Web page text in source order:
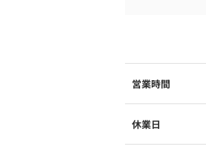
営業時間
休業日